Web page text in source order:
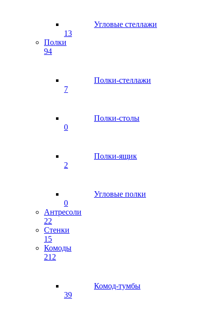
Угловые стеллажи
13
Полки
94
Полки-стеллажи
7
Полки-столы
0
Полки-ящик
2
Угловые полки
0
Антресоли
22
Стенки
15
Комоды
212
Комод-тумбы
39